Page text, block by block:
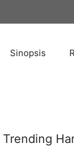
Sinopsis
Trending